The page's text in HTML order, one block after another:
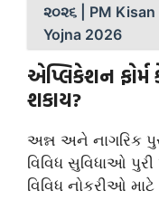
૨૦૨૬ | PM
Yojna 2026
એપ્લિકેશન ફોર્મ
શકાય?
અન્ન અને નાગરિક
વિવિધ સુવિધાઓ
વિવિધ નોકરીઓ